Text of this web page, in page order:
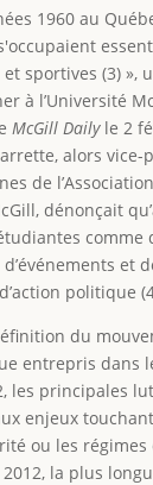
1960 au
sportives (3) »,
à l’Université
McGill Dailyle 2
alors vice-
de
dénonçait
comme
et
politique
du
entrepris dans
les principales
enjeux
ou les
la plus